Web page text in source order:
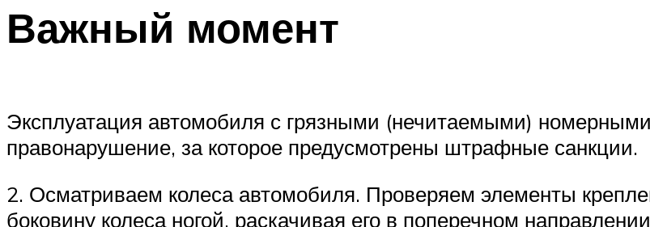
Важный момент
Эксплуатация автомобиля с грязными (нечитаемыми)
правонарушение, за которое предусмотрены штрафные санкции.
2. Осматриваем колеса автомобиля. Проверяем элементы
боковину колеса ногой, раскачивая его в поперечном